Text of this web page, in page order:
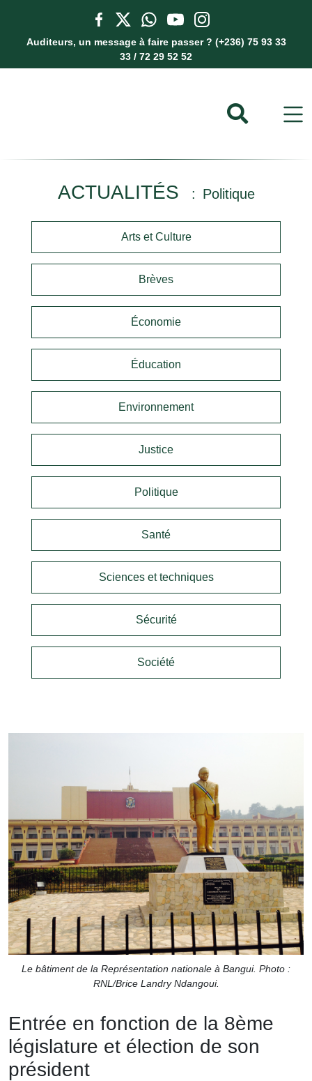
Auditeurs, un message à faire passer ? (+236) 75 93 33
33 / 72 29 52 52
ACTUALITÉS Politique
Arts et Culture
Brèves
Économie
Éducation
Environnement
Justice
Politique
Santé
Sciences et techniques
Sécurité
Société
Le bâtiment de la Représentation nationale à Bangui. Photo :
RNL/Brice Landry Ndangoui.
Entrée en fonction de la 8ème
législature et élection de son
président